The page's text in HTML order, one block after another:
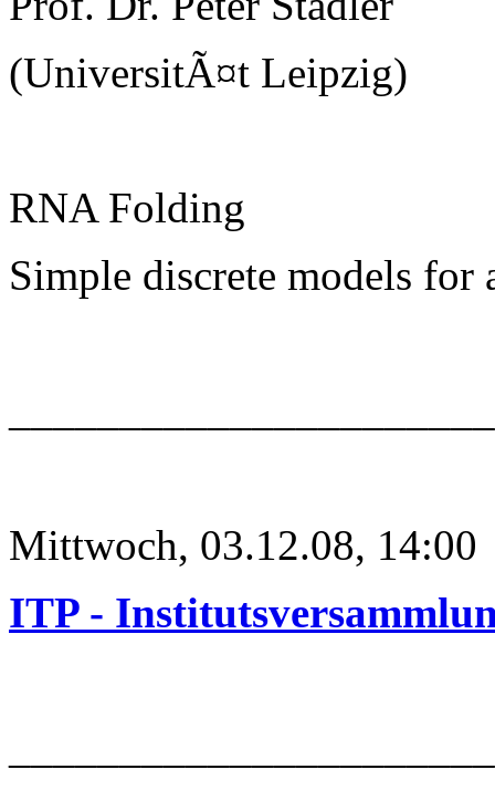
(UniversitÃ¤t Leipzig)
RNA Folding
Simple discrete models
Mittwoch, 03.12.08, 14:00
ITP -